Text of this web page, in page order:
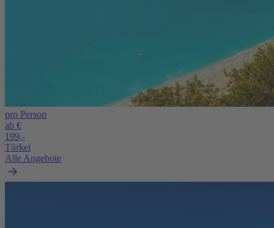
pro Person
ab €
199,-
Türkei
Alle Angebote